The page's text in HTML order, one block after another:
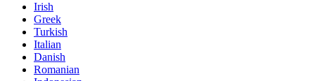
Irish
Greek
Turkish
Italian
Danish
Romanian